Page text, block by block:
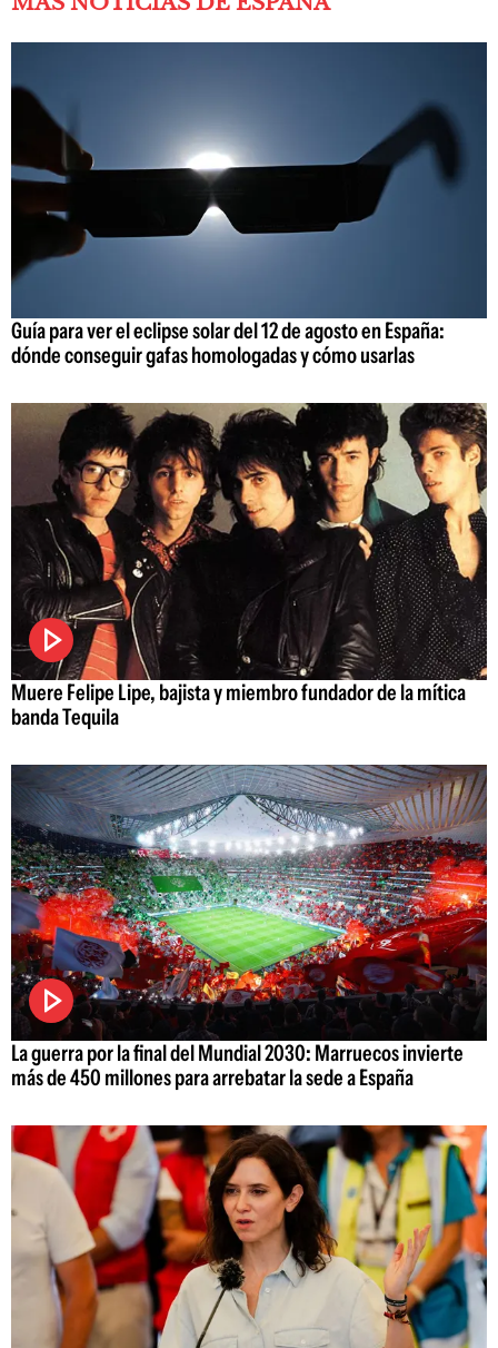
Guía para ver el eclipse solar del 12 de agosto en España:
dónde conseguir gafas homologadas y cómo usarlas
Muere Felipe Lipe, bajista y miembro fundador de la mítica
banda Tequila
La guerra por la final del Mundial 2030: Marruecos invierte
más de 450 millones para arrebatar la sede a España